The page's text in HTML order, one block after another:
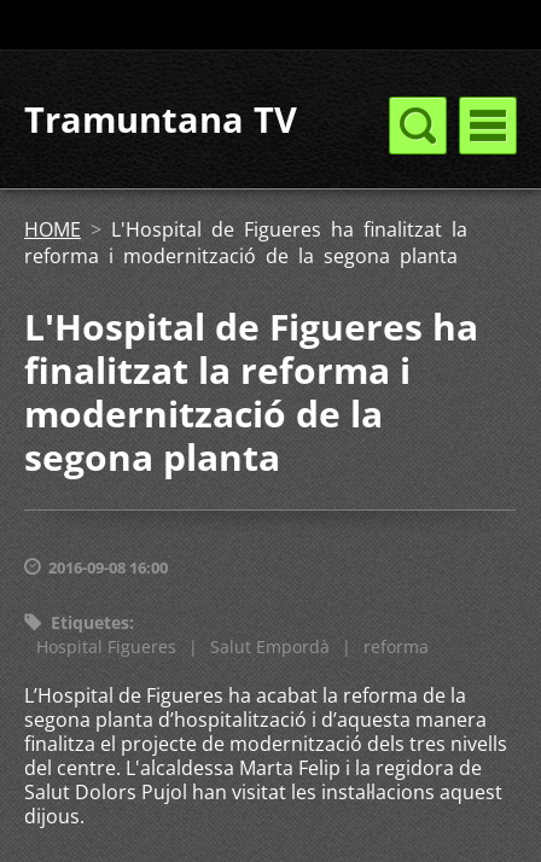
Tramuntana TV
HOME > L'Hospital de Figueres ha finalitzat la
reforma i modernització de la segona planta
L'Hospital de Figueres ha
finalitzat la reforma i
modernització de la
segona planta
2016-09-08 16:00
Etiquetes:
Hospital Figueres
| Salut Empordà | reforma
L’Hospital de Figueres ha acabat la reforma de la
segona planta d’hospitalització i d’aquesta manera
finalitza el projecte de modernització dels tres nivells
del centre. L'alcaldessa Marta Felip i la regidora de
Salut Dolors Pujol han visitat les instal·lacions aquest
dijous.